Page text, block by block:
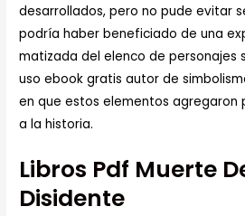
desarrollados, pero no pude evitar
podría haber beneficiado de una
matizada del elenco de personajes
uso ebook gratis autor de
en que estos elementos agregaron
a la historia.
Libros Pdf Muerte
Disidente